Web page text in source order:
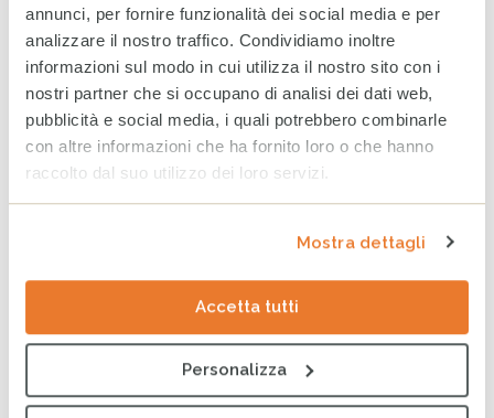
annunci, per fornire funzionalità dei social media e per
analizzare il nostro traffico. Condividiamo inoltre
informazioni sul modo in cui utilizza il nostro sito con i
nostri partner che si occupano di analisi dei dati web,
pubblicità e social media, i quali potrebbero combinarle
con altre informazioni che ha fornito loro o che hanno
raccolto dal suo utilizzo dei loro servizi.
Mostra dettagli
Accetta tutti
Personalizza
ARCHIVIO
2025 2024 2023
Dicembre
Novembre
Giugno
Maggio